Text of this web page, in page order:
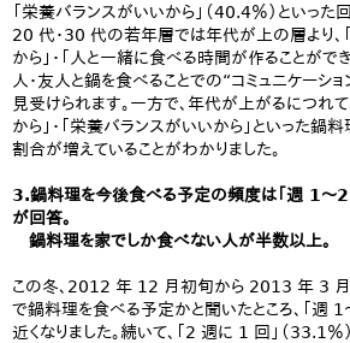
「栄養バランスがいいから」（40.4％）といった
20 代・30 代の若年層では年代が上の層より、
から」・「人と一緒に食べる時間が作ることがで
人・友人と鍋を食べることでの“コミュニケーシ
見受けられます。一方で、年代が上がるにつれて
から」・「栄養バランスがいいから」といった鍋
割合が増えていることがわかりました。
3.鍋料理を今後食べる予定の頻度は「週 1～
が回答。
鍋料理を家でしか食べない人が半数以上。
この冬、2012 年 12 月初旬から 2013 年 3 月
で鍋料理を食べる予定かと聞いたところ、「週
近くなりました。続いて、「2 週に 1 回」（33.1％